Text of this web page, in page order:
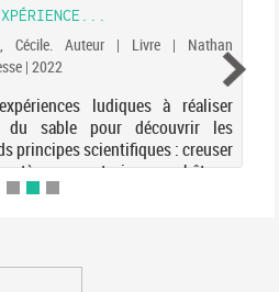
Cécile. Auteur | Livre | Nathan
| 2022
ludiques à réaliser
du sable pour découvrir les
principes scientifiques : creuser
construire un château,
l'eau ou mesurer le temps.